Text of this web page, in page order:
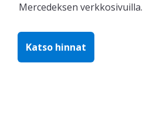
Mercedeksen verkkosivuilla.
Katso hinnat